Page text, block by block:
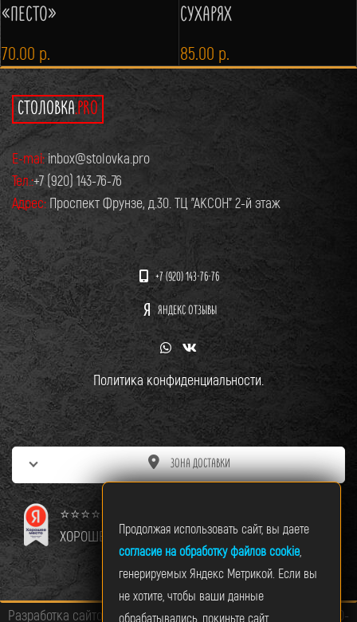
«ПЕСТО»
70.00 р.
СУХАРЯХ
85.00 р.
СТОЛОВКА.PRO
E-mai: inbox@stolovka.pro
Тел.:+7 (920) 143-76-76
Адрес: Проспект Фрунзе, д.30. ТЦ "АКСОН" 2-й этаж
+7 (920) 143-76-76
ЯНДЕКС ОТЗЫВЫ
Политика конфиденциальности.
ЗОНА ДОСТАВКИ
⭐⭐⭐⭐⭐
ХОРОШЕЕ МЕСТО
Разработка сайтов и интернет‑магазинов. API‑интеграции. SEO-
Продолжая использовать сайт, вы даете
согласие на обработку файлов cookie
генерируемых Яндекс Метрикой. Если вы
не хотите, чтобы ваши данные
обрабатывались, покиньте сайт.